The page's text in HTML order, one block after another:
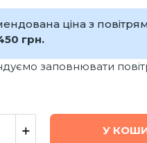
ціна з
грн.
заповнювати
У